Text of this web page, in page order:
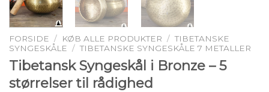
FORSIDE / KØB ALLE PRODUKTER / TIBETANSKE
SYNGESKÅLE / TIBETANSKE SYNGESKÅLE 7 METALLER
Tibetansk Syngeskål i Bronze – 5
størrelser til rådighed